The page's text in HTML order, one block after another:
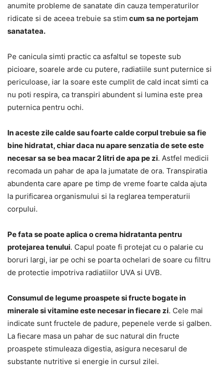
anumite probleme de sanatate din cauza temperaturilor
ridicate si de aceea trebuie sa stim cum sa ne portejam
sanatatea.
Pe canicula simti practic ca asfaltul se topeste sub
picioare, soarele arde cu putere, radiatiile sunt puternice si
periculoase, iar la soare este cumplit de cald incat simti ca
nu poti respira, ca transpiri abundent si lumina este prea
puternica pentru ochi.
In aceste zile calde sau foarte calde corpul trebuie sa fie
bine hidratat, chiar daca nu apare senzatia de sete este
necesar sa se bea macar 2 litri de apa pe zi. Astfel medicii
recomada un pahar de apa la jumatate de ora. Transpiratia
abundenta care apare pe timp de vreme foarte calda ajuta
la purificarea organismului si la reglarea temperaturii
corpului.
Pe fata se poate aplica o crema hidratanta pentru
protejarea tenului. Capul poate fi protejat cu o palarie cu
boruri largi, iar pe ochi se poarta ochelari de soare cu filtru
de protectie impotriva radiatiilor UVA si UVB.
Consumul de legume proaspete si fructe bogate in
minerale si vitamine este necesar in fiecare zi. Cele mai
indicate sunt fructele de padure, pepenele verde si galben.
La fiecare masa un pahar de suc natural din fructe
proaspete stimuleaza digestia, asigura necesarul de
substante nutritive si energie in cursul zilei.